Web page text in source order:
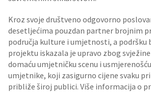
Kroz svoje društveno odgovorno
desetljećima pouzdan partner brojnim
područja kulture i umjetnosti, a
projektu iskazala je upravo zbog
domaću umjetničku scenu i
umjetnike, koji zasigurno cijene svaku
približe široj publici. Više informacija o